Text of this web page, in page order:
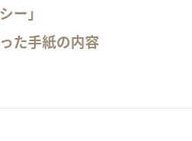
ー」
た手紙の内容